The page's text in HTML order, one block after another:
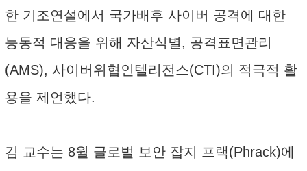
한 기조연설에서 국가배후 사이버 공격에 대한
능동적 대응을 위해 자산식별, 공격표면관리
(AMS), 사이버위협인텔리전스(CTI)의 적극적 활
용을 제언했다.
김 교수는 8월 글로벌 보안 잡지 프랙(Phrack)에